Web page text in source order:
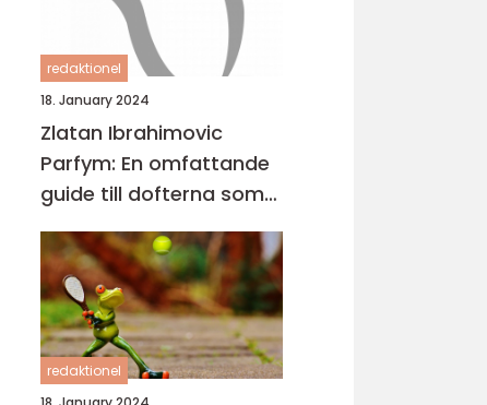
redaktionel
18. January 2024
Zlatan Ibrahimovic
Parfym: En omfattande
guide till dofterna som
bär hans namn
redaktionel